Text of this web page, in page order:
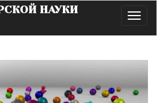
НАУКИ